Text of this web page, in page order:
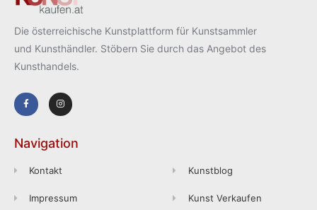
Die österreichische Kunstplattform für Kunstsammler
und Kunsthändler. Stöbern Sie durch das Angebot des
Kunsthandels.
Navigation
Kontakt
Impressum
Kunstblog
Kunst Verkaufen